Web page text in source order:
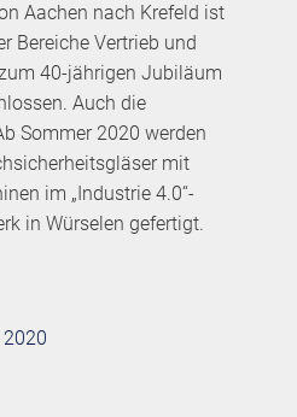
Aachen nach Krefeld ist
Bereiche Vertrieb und
40-jährigen Jubiläum
Auch die
Sommer 2020 werden
mit
im „Industrie 4.0“-
in Würselen gefertigt.